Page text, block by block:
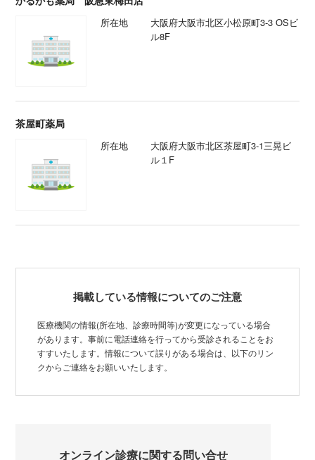
所在地
大阪府大阪市北区小松原町3-3 OSビ
ル8F
茶屋町薬局
所在地
大阪府大阪市北区茶屋町3-1三晃ビ
ル１F
掲載している情報についてのご注意
医療機関の情報(所在地、診療時間等)が変更になっている場合
があります。事前に電話連絡を行ってから受診されることをお
すすいたします。情報について誤りがある場合は、以下のリン
クからご連絡をお願いいたします。
オンライン診療に関する問い合せ